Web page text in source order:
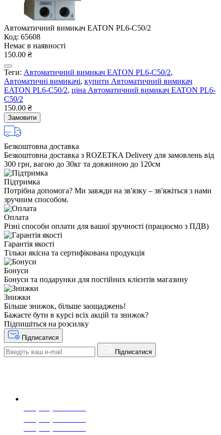
Автоматичний вимикач EATON PL6-C50/2
Код: 65608
Немає в наявності
150.00 ₴
Теги: Автоматичний вимикач EATON PL6-C50/2,
Автоматичні вимикачі, купити Автоматичний вимикач
EATON PL6-C50/2, ціна Автоматичний вимикач EATON PL6-
C50/2
150.00 ₴
Замовити
Безкоштовна доставка
Безкоштовна доставка з ROZETKA Delivery для замовлень від
300 грн, вагою до 30кг та довжиною до 120см
Підтримка
Потрібна допомога? Ми завжди на зв'язку – зв'яжіться з нами
зручним способом.
Оплата
Різні способи оплати для вашої зручності (працюємо з ПДВ)
Гарантія якості
Тільки якісна та сертифікована продукція
Бонуси
Бонуси та подарунки для постійних клієнтів магазину
Знижки
Більше знижок, більше заощаджень!
Бажаєте бути в курсі всіх акцій та знижок?
Підпишіться на розсилку
Підписатися
Підписатися